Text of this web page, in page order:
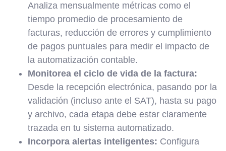
Analiza mensualmente métricas como el
tiempo promedio de procesamiento de
facturas, reducción de errores y cumplimiento
de pagos puntuales para medir el impacto de
la automatización contable.
Monitorea el ciclo de vida de la factura:
Desde la recepción electrónica, pasando por la
validación (incluso ante el SAT), hasta su pago
y archivo, cada etapa debe estar claramente
trazada en tu sistema automatizado.
Incorpora alertas inteligentes: Configura